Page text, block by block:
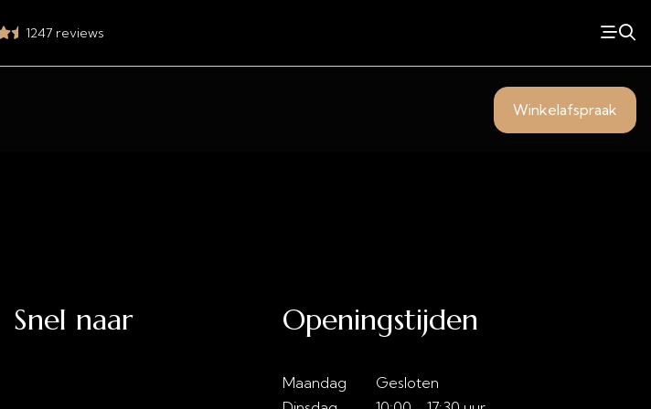
1247 reviews
Winkelafspraak
Snel naar Openingstijden
Maandag
Gesloten